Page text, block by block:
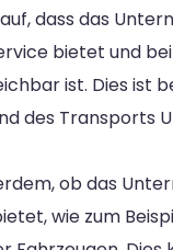
dass das
bietet und
ist. Dies ist
des Transports
ob das
wie zum